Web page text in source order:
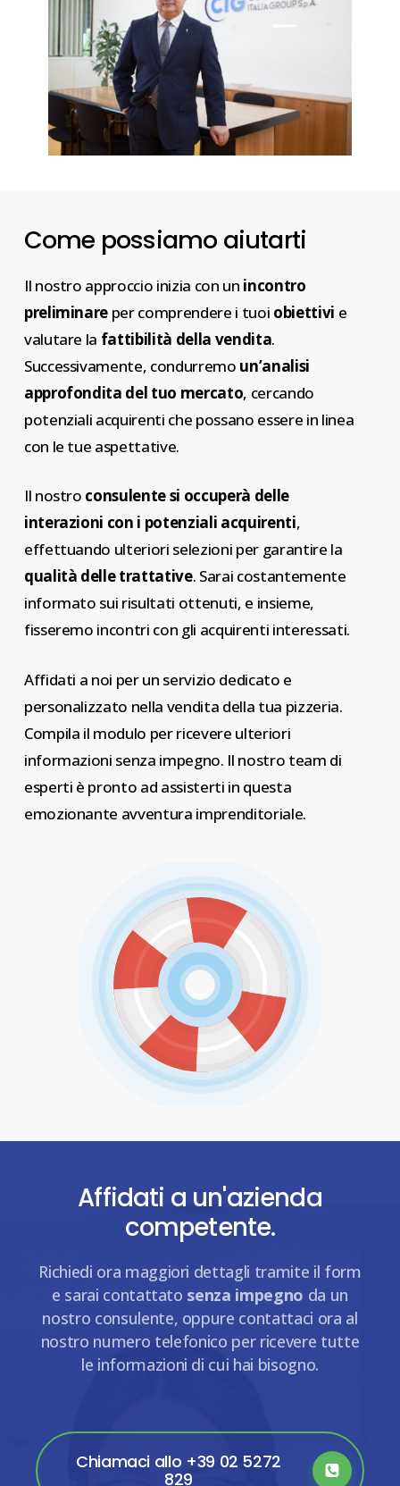
Come possiamo aiutarti
Il nostro approccio inizia con un incontro
preliminare per comprendere i tuoi obiettivi e
valutare la fattibilità della vendita.
Successivamente, condurremo un’analisi
approfondita del tuo mercato, cercando
potenziali acquirenti che possano essere in linea
con le tue aspettative.
Il nostro consulente si occuperà delle
interazioni con i potenziali acquirenti,
effettuando ulteriori selezioni per garantire la
qualità delle trattative. Sarai costantemente
informato sui risultati ottenuti, e insieme,
fisseremo incontri con gli acquirenti interessati.
Affidati a noi per un servizio dedicato e
personalizzato nella vendita della tua pizzeria.
Compila il modulo per ricevere ulteriori
informazioni senza impegno. Il nostro team di
esperti è pronto ad assisterti in questa
emozionante avventura imprenditoriale.
Affidati a un'azienda
competente.
Richiedi ora maggiori dettagli tramite il form
e sarai contattato senza impegno da un
nostro consulente, oppure contattaci ora al
nostro numero telefonico per ricevere tutte
le informazioni di cui hai bisogno.
Chiamaci allo +39 02 5272
829